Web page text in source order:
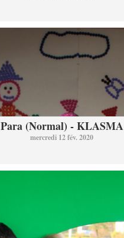
Para (Normal) - KLASMA
mercredi 12 fév. 2020